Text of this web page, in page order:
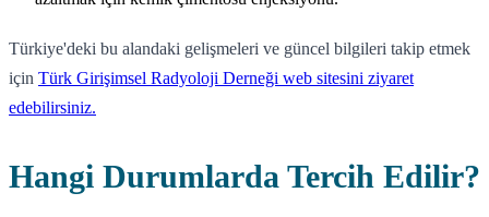
Türkiye'deki bu alandaki gelişmeleri ve güncel bilgileri takip etmek
için Türk Girişimsel Radyoloji Derneği web sitesini ziyaret
edebilirsiniz.
Hangi Durumlarda Tercih Edilir?